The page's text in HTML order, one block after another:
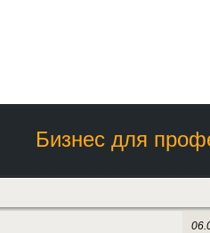
Бизнес для